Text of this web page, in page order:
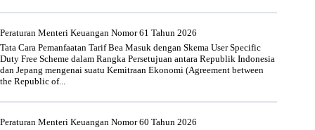
Peraturan Menteri Keuangan Nomor 61 Tahun 2026
Tata Cara Pemanfaatan Tarif Bea Masuk dengan Skema User Specific
Duty Free Scheme dalam Rangka Persetujuan antara Republik Indonesia
dan Jepang mengenai suatu Kemitraan Ekonomi (Agreement between
the Republic of...
Peraturan Menteri Keuangan Nomor 60 Tahun 2026